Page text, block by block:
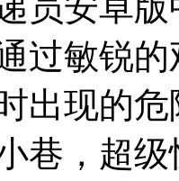
过敏锐
出现的
巷，超